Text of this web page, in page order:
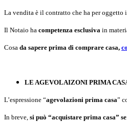
La vendita è il contratto che ha per
Il Notaio ha competenza esclusiva in
Cosa da sapere prima di comprare casa,
LE AGEVOLAIZONI PRIMA
L’espressione “agevolazioni prima casa”
In breve, si può “acquistare prima casa” se